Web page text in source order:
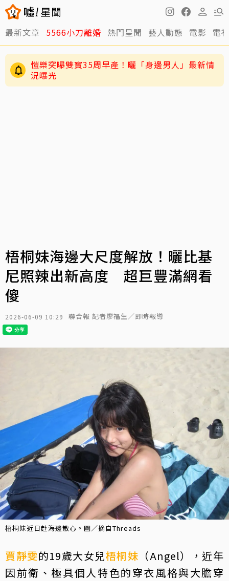
最新文章 5566小刀離婚 熱門星聞 藝人動態 電影 電
愷樂突曝雙寶35周早產！曬「身邊男人」最新情
況曝光
梧桐妹海邊大尺度解放！曬比基
尼照辣出新高度 超巨豐滿網看
傻
2026-06-09 10:29 聯合報 記者廖福生／即時報導
梧桐妹近日赴海邊散心。圖／摘自Threads
賈靜雯的19歲大女兒梧桐妹 （Angel），近年
因前衛、極具個人特色的穿衣風格與大膽穿